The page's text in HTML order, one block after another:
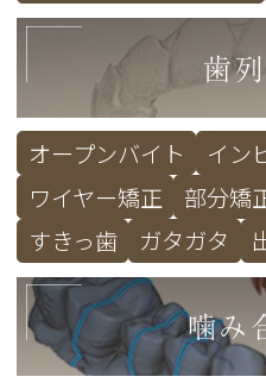
歯
オープンバイト
イン
ワイヤー矯正
部分矯
すきっ歯
ガタガタ
噛み